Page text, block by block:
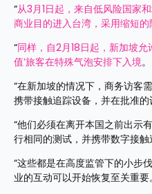
“从3月1日起，来自低风险国家
商业目的进入台湾，采用缩短的
“同样，自2月18日起，新加坡
值’旅客在特殊气泡安排下入境。
“在新加坡的情况下，商务访客
携带接触追踪设备，并在批准的
“他们必须在离开本国之前出示
行相同的测试，并携带数字接触
“这些都是在高度监管下的小步
业的互动可以开始恢复至关重要。